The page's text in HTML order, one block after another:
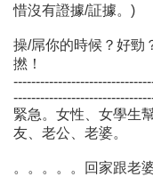
惜沒有證據/証據。)
操/屌你的時候？好勁
撚！
緊急。女性、女學生
友、老公、老婆。
。。。。。回家跟老